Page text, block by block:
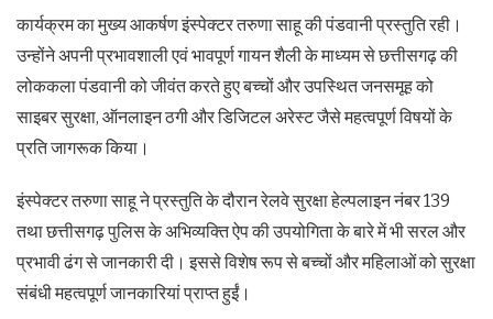
कार्यक्रम का मुख्य आकर्षण इंस्पेक्टर तरुणा साहू की पंडवानी प्रस्तुति रही।
उन्होंने अपनी प्रभावशाली एवं भावपूर्ण गायन शैली के माध्यम से छत्तीसगढ़ की
लोककला पंडवानी को जीवंत करते हुए बच्चों और उपस्थित जनसमूह को
साइबर सुरक्षा, ऑनलाइन ठगी और डिजिटल अरेस्ट जैसे महत्वपूर्ण विषयों के
प्रति जागरूक किया।
इंस्पेक्टर तरुणा साहू ने प्रस्तुति के दौरान रेलवे सुरक्षा हेल्पलाइन नंबर 139
तथा छत्तीसगढ़ पुलिस के अभिव्यक्ति ऐप की उपयोगिता के बारे में भी सरल और
प्रभावी ढंग से जानकारी दी। इससे विशेष रूप से बच्चों और महिलाओं को सुरक्षा
संबंधी महत्वपूर्ण जानकारियां प्राप्त हुईं।